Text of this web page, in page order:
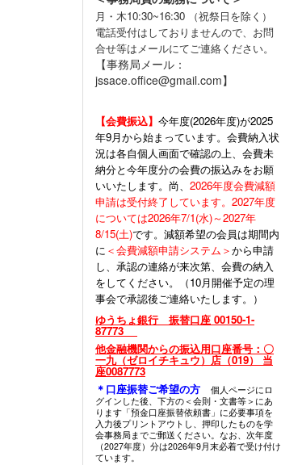
月・木10:30~16:30 （祝祭日を除く）
電話受付はしておりませんので、お問
合せ等はメールにてご連絡ください。
【事務局メール：
jssace.office@gmail.com】
【会費振込】 今年度(2026年度)が2025
年9月から始まっています。会費納入状
況は各自個人画面で確認の上、会費未
納分と今年度分の会費の振込みをお願
いいたします。尚、 2026年度会費減額
申請は受付終了しています。2027年度
については2026年7/1(水)～2027年
8/15(土)です。減額希望の会員は期間内
に ＜会費減額申請システム＞から申請
し、承認の連絡が来次第、会費の納入
をしてください。（10月開催予定の理
事会で承認後ご連絡いたします。）
ゆうちょ銀行 振替口座 00150-1-
87773
他金融機関からの振込用口座番号：〇
一九（ゼロイチキュウ）店（019） 当
座0087773
＊口座振替ご希望の方
個人ページにロ
グインした後、下方の＜会則・文書等＞にあ
ります「預金口座振替依頼書」に必要事項を
入力後プリントアウトし、押印したものを学
会事務局までご郵送ください。なお、次年度
（2027年度）分は2026年9月末必着で受け付け
ています。